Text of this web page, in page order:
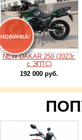
НОВИНКА!
NEW DAKAR 250 (2023г.
с ЭПТС)
192 000 руб.